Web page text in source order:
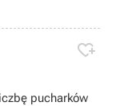

pucharków